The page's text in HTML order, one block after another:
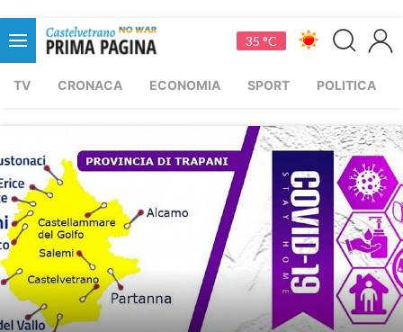
35 °C
TV CRONACA ECONOMIA SPORT POLITICA